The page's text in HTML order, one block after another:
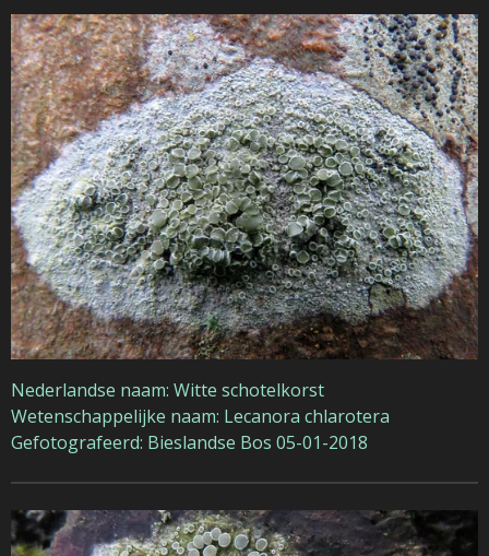
Nederlandse naam: Witte schotelkorst
Wetenschappelijke naam: Lecanora chlarotera
Gefotografeerd: Bieslandse Bos 05-01-2018